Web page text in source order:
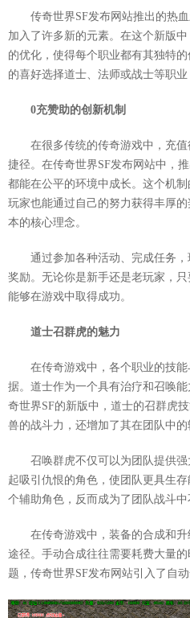
传奇世界SF发布网站推出的热
加入了许多新的元素。在这个新版
的优化，使得每个职业都有其独特
的喜好选择道士、法师或战士等职
0充赞助的创新机制
在很多传统的传奇游戏中，充
捷径。在传奇世界SF发布网站中，
都能在公平的环境中成长。这个机
玩家也能通过自己的努力获得丰厚
本的核心理念。
通过参加各种活动、完成任务
奖励。无论你是新手还是老玩家，
能够在游戏中取得成功。
道士召群虎的魅力
在传奇游戏中，各个职业的技
据。道士作为一个具有治疗和召唤
奇世界SF的新版中，道士的召群虎
兽的战斗力，还增加了其在团队中的
召唤群虎不仅可以为团队提供
起吸引仇恨的角色，使团队更具生
个辅助角色，反而成为了团队战斗中
在传奇游戏中，装备的合成和
途径。手动合成往往需要耗费大量
题，传奇世界SF发布网站引入了自动